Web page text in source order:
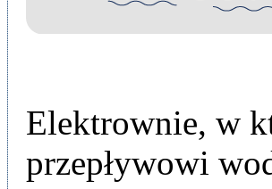
Elektrownie, w
przepływowi